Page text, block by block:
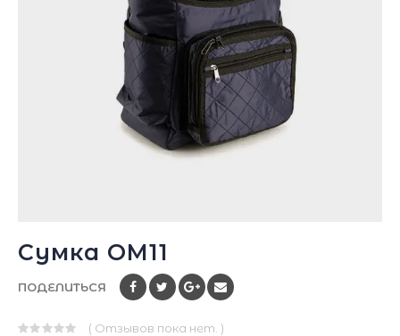
Сумка ОМ11
ПОДЕЛИТЬСЯ
( Отзывов пока нет. )